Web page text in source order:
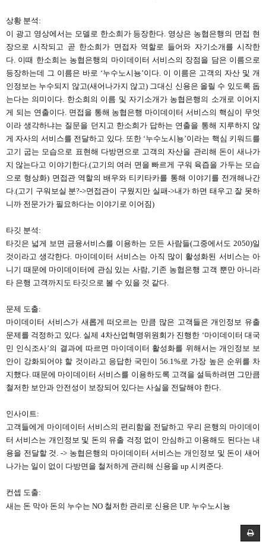
상황 분석 :
이 광고 영상에서는 모델로 한소희가 등장한다. 영상은 농협은행의 면접 현
장으로 시작되고 곧 한소희가 면접자 역할로 들어와 자기소개를 시작한
다. 이때 한소희는 농협은행의 마이데이터 서비스의 장점을 담은 이름으로
등장하는데 그 이름은 바로 ‘누수노시뇽’이다. 이 이름은 고객의 자산 및 개
인정보는 누수되지 않고(새어나가지 않고) 그대신 신용은 올릴 수 있도록 돕
는다는 의미이다. 한소희의 이름 및 자기소개가 농협은행의 소개로 이어지
게 되는 연출이다. 면접을 통해 농협은행 마이데이터 서비스의 핵심이 무엇
이라 생각하냐는 질문을 던지고 한소희가 답하는 연출을 통해 지루하지 않
게 자사의 서비스를 전달하고 있다. 또한 ‘누수노시뇽’이라는 핵심 키워드를
고기 굽는 모습으로 표현해 다방면으로 고객의 자산을 관리해 돈이 새나가
지 않는다고 이야기한다.(고기의 여러 면을 빠르게 구워 육즙을 가두는 모습
으로 형상화) 면접관 역할의 배우와 티키타카를 통해 이야기를 전개해나간
다.(고기 구워보실 분?->면접관이 구웠지만 실패->내가 하면 태우고 잘 못하
니까 전문가가 필요하다는 이야기로 이어짐)
타깃 분석 :
타깃은 넓게 보면 금융서비스를 이용하는 모든 사람들(그중에서도 2050)일
것이라고 생각한다. 마이데이터 서비스는 아직 많이 활성화된 서비스는 아
니기 때문에 마이데이터에 관심 있는 사람, 기존 농협은행 고객 뿐만 아니라
타 은행 고객까지도 타깃으로 볼 수 있을 것 같다.
문제 도출:
마이데이터 서비스가 새롭게 떠오르는 만큼 많은 고객들은 개인정보 유출
문제를 걱정하고 있다. 실제 4차산업혁명위원회가 진행한 ‘마이데이터 대국
민 인식조사’의 결과에 따르면 마이데이터 활성화를 위해서는 개인정보 보
안이 강화되어야 할 것이라고 응답한 국민이56.1%로 가장 높은 순위를 차
지했다.때문에 마이데이터 서비스를 이용하도록 고객을 설득하려면 그만큼
철저한 보안과 안전성이 보장되어 있다는 사실을 전달해야 한다.
인사이트:
고객들에게 마이데이터 서비스의 편리함을 전달하고 우리 은행의 마이데이
터 서비스는 개인정보 및 돈의 유출 걱정 없이 안심하고 이용해도 된다는 내
용을 전달할 것 . -> 농협은행의 마이데이터 서비스는 개인정보 및 돈이 새어
나가는 일이 없이 다방면을 철저하게 관리해 신용을 up 시켜준다.
컨셉 도출:
새는 돈 막아 돈의 누수는 NO 철저한 관리로 신용은 UP. 누수노시뇽